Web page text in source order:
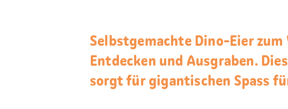
Selbstgemachte Dino-Eier zum
Entdecken und Ausgraben.
sorgt für gigantischen Spass